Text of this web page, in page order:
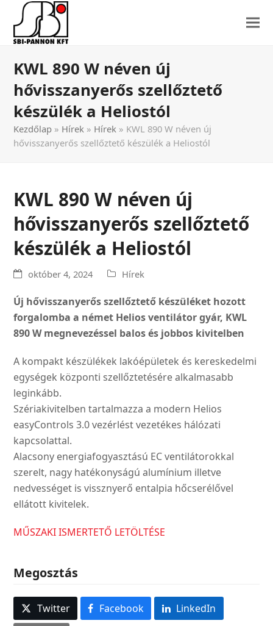
KWL 890 W néven új
hővisszanyerős szellőztető
készülék a Heliostól
Kezdőlap » Hírek » Hírek » KWL 890 W néven új
hővisszanyerős szellőztető készülék a Heliostól
KWL 890 W néven új
hővisszanyerős szellőztető
készülék a Heliostól
október 4, 2024 Hírek
Új hővisszanyerős szellőztető készüléket hozott
forgalomba a német Helios ventilátor gyár, KWL
890 W megnevezéssel balos és jobbos kivitelben
A kompakt készülékek lakóépületek és kereskedelmi
egységek központi szellőztetésére alkalmasabb
leginkább.
Szériakivitelben tartalmazza a modern Helios
easyControls 3.0 vezérlést vezetékes hálózati
kapcsolattal.
Alacsony energiafogyasztású EC ventilátorokkal
szerelt, nagy hatékonyságú alumínium illetve
nedvességet is vissznyerő entalpia hőcserélővel
ellátott kivitelek.
MŰSZAKI ISMERTETŐ LETÖLTÉSE
Megosztás
Twitter Facebook
LinkedIn